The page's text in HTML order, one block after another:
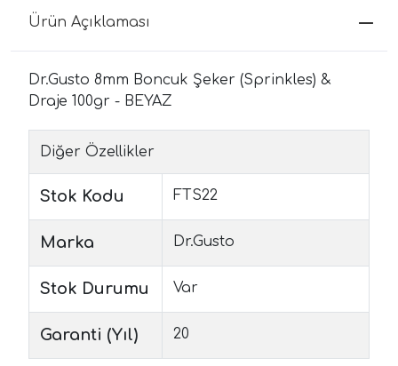
Ürün Açıklaması
Dr.Gusto 8mm Boncuk Şeker (Sprinkles) &
Draje 100gr - BEYAZ
Diğer Özellikler
Stok Kodu FTS22
Marka Dr.Gusto
Stok Durumu Var
Garanti (Yıl) 20